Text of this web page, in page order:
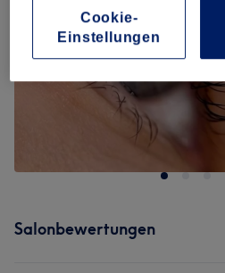
Salonbewertungen
Cookie-
Einstellungen